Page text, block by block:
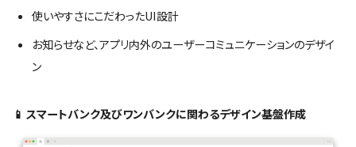
使いやすさにこだわったUI設計
お知らせなど、アプリ内外のユーザーコミュニケーションのデザイ
ン
📱 スマートバンク及びワンバンクに関わるデザイン基盤作成